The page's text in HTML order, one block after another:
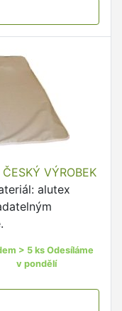
VÝROBEK
alutex
> 5 ks Odesíláme
v pondělí